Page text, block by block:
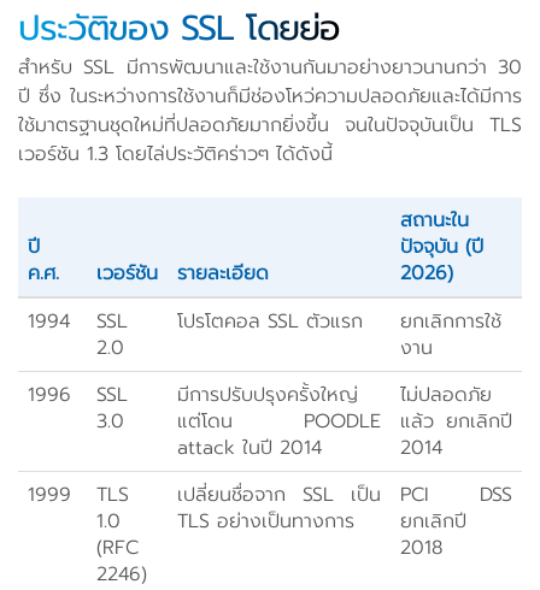
ประวัติของ SSL โดยย่อ
สำหรับ SSL มีการพัฒนาและใช้งานกันมาอย่างยาวนานกว่า 30
ปี ซึ่ง ในระหว่างการใช้งานก็มีช่องโหว่ความปลอดภัยและได้มีการ
ใช้มาตรฐานชุดใหม่ที่ปลอดภัยมากยิ่งขึ้น จนในปัจจุบันเป็น TLS
เวอร์ชัน 1.3 โดยไล่ประวัติคร่าวๆ ได้ดังนี้
ปี
ค.ศ.
เวอร์ชัน รายละเอียด
สถานะใน
ปัจจุบัน (ปี
2026)
1994
SSL
2.0
โปรโตคอล SSL ตัวแรก
ยกเลิกการใช้
งาน
1996
SSL
3.0
มีการปรับปรุงครั้งใหญ่
แต่โดน POODLE
attack ในปี 2014
ไม่ปลอดภัย
แล้ว ยกเลิกปี
2014
1999
TLS
1.0
(RFC
2246)
เปลี่ยนชื่อจาก SSL เป็น
TLS อย่างเป็นทางการ
PCI DSS
ยกเลิกปี
2018